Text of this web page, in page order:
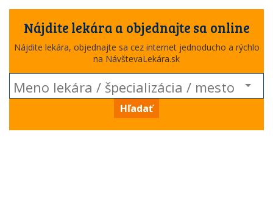
Nájdite lekára a objednajte sa online
Nájdite lekára, objednajte sa cez internet jednoducho a rýchlo
na NávštevaLekára.sk
Hľadať